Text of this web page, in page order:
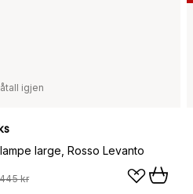
igjen
large, Rosso Levanto
kr